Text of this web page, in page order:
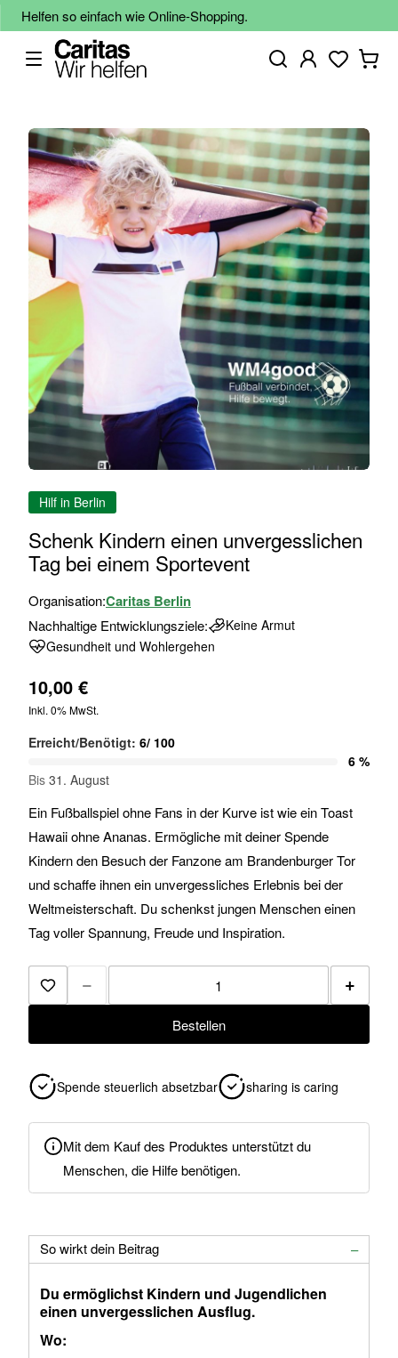
Helfen so einfach wie Online-Shopping.
Zum
Ende
der
Bildgalerie
springen
Anfang
der
Bildgalerie
springen
Hilf in Berlin
Schenk Kindern einen unvergesslichen
Tag bei einem Sportevent
Organisation:Caritas Berlin
Nachhaltige Entwicklungsziele:
Keine Armut
Gesundheit und Wohlergehen
10,00 €
Inkl. 0% MwSt.
Erreicht/Benötigt: 6/ 100
6 %
Bis 31. August
Ein Fußballspiel ohne Fans in der Kurve ist wie ein Toast
Hawaii ohne Ananas. Ermögliche mit deiner Spende
Kindern den Besuch der Fanzone am Brandenburger Tor
und schaffe ihnen ein unvergessliches Erlebnis bei der
Weltmeisterschaft. Du schenkst jungen Menschen einen
Tag voller Spannung, Freude und Inspiration.
Zur Merkliste hinzufügen
− +
Bestellen
Spende steuerlich absetzbar sharing is caring
Mit dem Kauf des Produktes unterstützt du
Menschen, die Hilfe benötigen.
So wirkt dein Beitrag
Du ermöglichst Kindern und Jugendlichen
einen unvergesslichen Ausflug.
Wo: